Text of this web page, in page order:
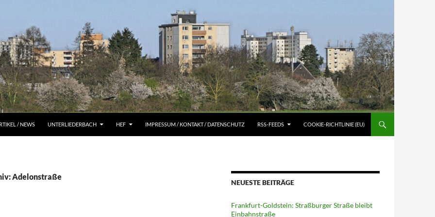
/ NEWS UNTERLIEDERBACH HEF IMPRESSUM / KONTAKT / DATENSCHUTZ RSS-FEEDS COOKIE-RICHTLINIE (EU)
Adelonstraße
NEUESTE BEITRÄGE
Frankfurt-Goldstein: Straßburger Straße bleibt
Einbahnstraße